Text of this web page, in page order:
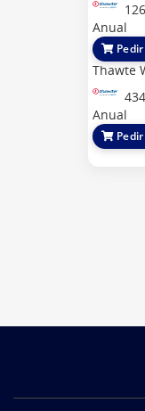
Anual
Pedir
Thawte
Anual
Pedir